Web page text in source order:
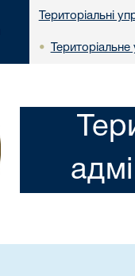
Територіальні
• Територіальне